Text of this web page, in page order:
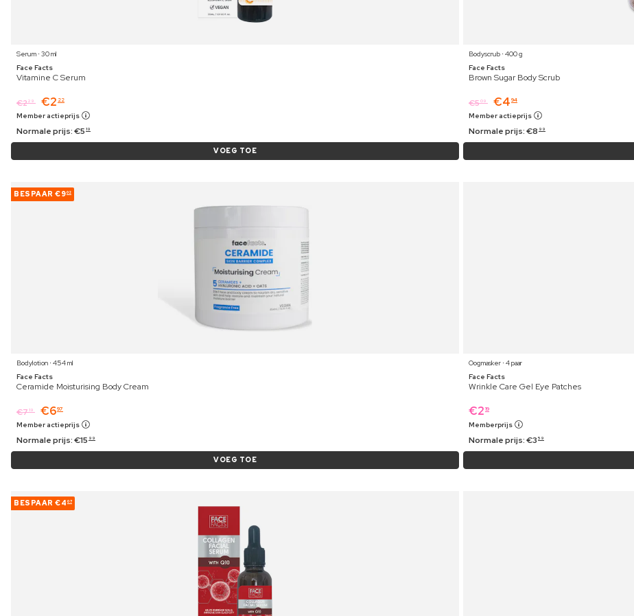
Serum ⋅ 30 ml
Face Facts
Vitamine C Serum
€229 €2 22
Member actieprijs
Normale prijs:€5 19
VOEG TOE
Bodyscrub ⋅ 400 g
Face Facts
Brown Sugar Body Scrub
€509 €4 94
Member actieprijs
Normale prijs:€8 99
BESPAAR €902
Bodylotion ⋅ 454 ml
Face Facts
Ceramide Moisturising Body Cream
€719 €697
Member actieprijs
Normale prijs:€15 99
VOEG TOE
Oogmasker ⋅ 4 paar
Face Facts
Wrinkle Care Gel Eye Patches
€2 19
Memberprijs
Normale prijs:€3 59
BESPAAR €4 07